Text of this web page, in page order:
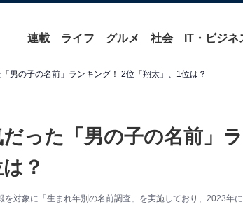
連載 ライフ グルメ 社会 IT・ビジネ
男の子の名前」ランキング！ 2位「翔太」、1位は？
った「男の子の名前」
？
対象に「生まれ年別の名前調査」を実施しており、2023年